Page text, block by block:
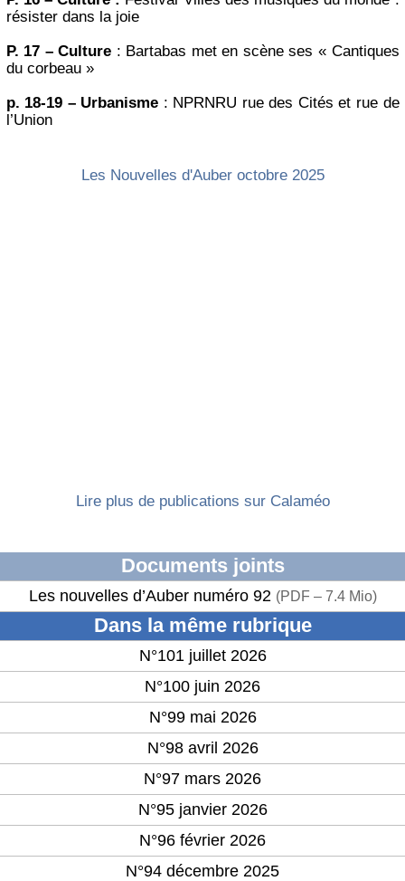
résister dans la joie
P. 17 – Culture : Bartabas met en scène ses « Cantiques
du corbeau »
p. 18-19 – Urbanisme : NPRNRU rue des Cités et rue de
l’Union
Les Nouvelles d'Auber octobre 2025
Lire plus de publications sur Calaméo
Documents joints
Les nouvelles d’Auber numéro 92 (PDF – 7.4 Mio)
Dans la même rubrique
N°101 juillet 2026
N°100 juin 2026
N°99 mai 2026
N°98 avril 2026
N°97 mars 2026
N°95 janvier 2026
N°96 février 2026
N°94 décembre 2025